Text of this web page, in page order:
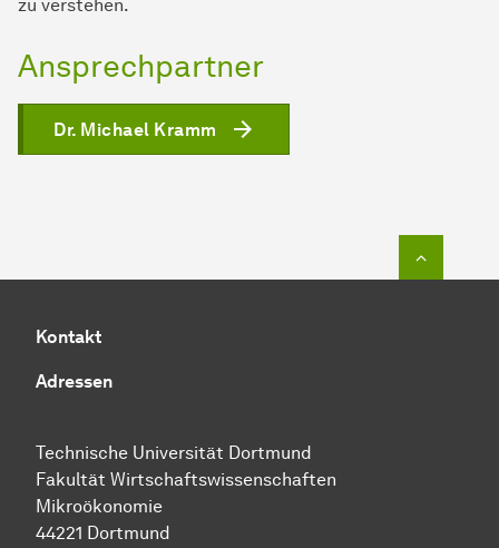
zu verstehen.
Ansprechpartner
Dr. Michael Kramm
Kontakt
Adressen
Technische Uni­ver­si­tät Dort­mund
Fakultät Wirtschafts­wissen­schaften
Mikroökonomie
44221 Dort­mund